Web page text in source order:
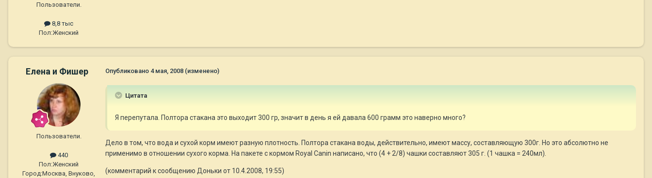
Пользователи.
8,8 тыс
Пол:Женский
Елена и Фишер
Пользователи.
440
Пол:Женский
Город:Москва, Внуково,
Опубликовано 4 мая, 2008 (изменено)
Цитата
Я перепутала. Полтора стакана это выходит 300 гр, значит в день я ей давала 600 грамм это наверно много?
Дело в том, что вода и сухой корм имеют разную плотность. Полтора стакана воды, действительно, имеют массу, составляющую 300г. Но это абсолютно не
применимо в отношении сухого корма. На пакете с кормом Royal Canin написано, что (4 + 2/8) чашки составляют 305 г. (1 чашка = 240мл).
(комментарий к сообщению Доньки от 10.4.2008, 19:55)